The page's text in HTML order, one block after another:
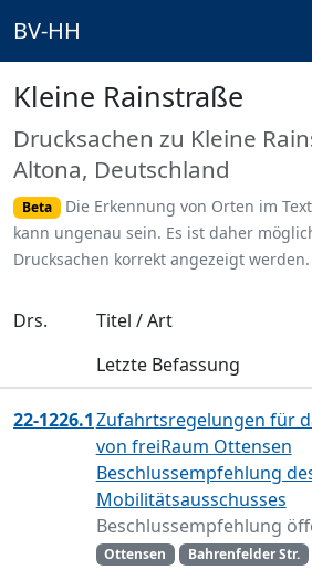
BV-HH
Kleine Rainstraße
Drucksachen zu Kleine
Altona, Deutschland
Beta
Die Erkennung von Orten im
kann ungenau sein. Es ist daher
Drucksachen korrekt angezeigt werden.
Drs.
Titel / Art
Letzte Befassung
22-1226.1Zufahrtsregelungen für
von freiRaum Ottensen
Beschlussempfehlung
Mobilitätsausschusses
Beschlussempfehlung
Ottensen
Bahrenfelder Str.